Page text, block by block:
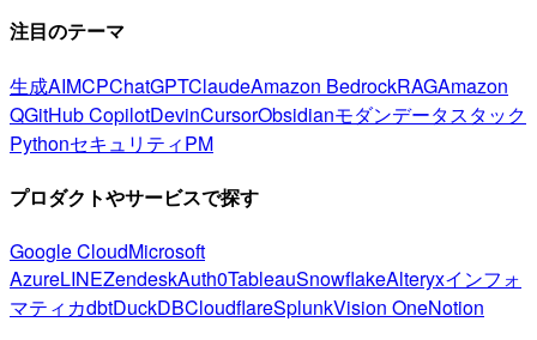
注目のテーマ
生成AIMCPChatGPTClaudeAmazon BedrockRAGAmazon
QGitHub CopilotDevinCursorObsidianモダンデータスタック
PythonセキュリティPM
プロダクトやサービスで探す
Google CloudMicrosoft
AzureLINEZendeskAuth0TableauSnowflakeAlteryxインフォ
マティカdbtDuckDBCloudflareSplunkVision OneNotion